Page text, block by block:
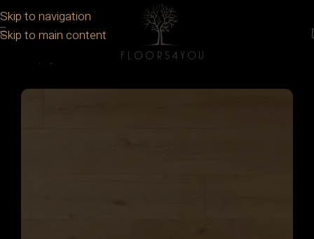
Skip to navigation
Skip to main content
Parchet lemn stratificat